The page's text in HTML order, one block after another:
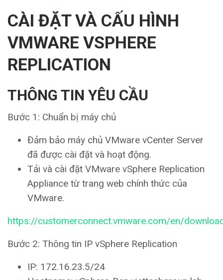
CÀI ĐẶT VÀ CẤU HÌNH
VMWARE VSPHERE
REPLICATION
THÔNG TIN YÊU CẦU
Bước 1: Chuẩn bị máy chủ
Đảm bảo máy chủ VMware vCenter Server
đã được cài đặt và hoạt động.
Tải và cài đặt VMware vSphere Replication
Appliance từ trang web chính thức của
VMware.
https://customerconnect.vmware.com/en/
Bước 2: Thông tin IP vSphere Replication
IP: 172.16.23.5/24